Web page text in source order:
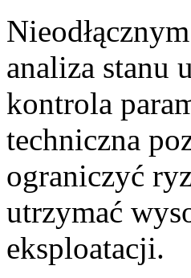
analiza stanu
kontrola
techniczna
ograniczyć
utrzymać
eksploatacji.